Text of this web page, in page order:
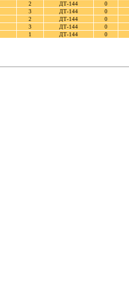
2 ДТ-144
0
3 ДТ-144
0
2 ДТ-144
0
3 ДТ-144
0
1 ДТ-144 0